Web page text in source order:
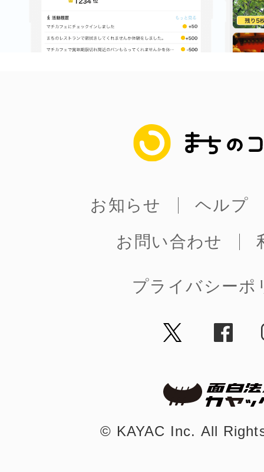
まちのコイン
お知らせ
ヘルプ
お問い合わせ
プライバシーポ
©︎ KAYAC Inc. All